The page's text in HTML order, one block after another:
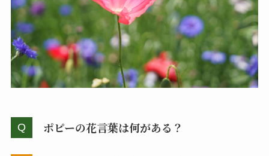
ポピーの花言葉は何がある？